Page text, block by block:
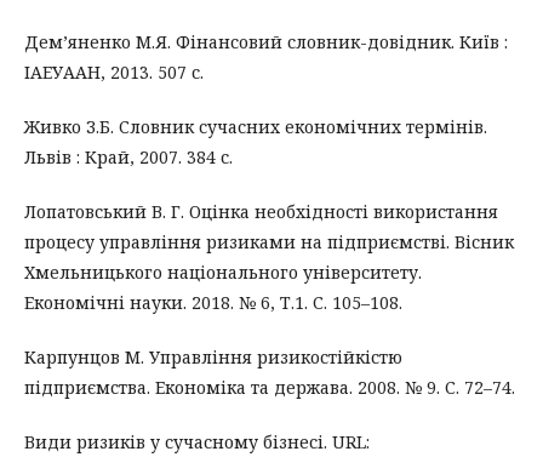
Дем’яненко М.Я. Фінансовий словник-довідник. Київ :
ІАЕУААН, 2013. 507 с.
Живко З.Б. Словник сучасних економічних термінів.
Львів : Край, 2007. 384 с.
Лопатовський В. Г. Оцінка необхідності використання
процесу управління ризиками на підприємстві. Вісник
Хмельницького національного університету.
Економічні науки. 2018. № 6, Т.1. С. 105–108.
Карпунцов М. Управління ризикостійкістю
підприємства. Економіка та держава. 2008. № 9. С. 72–74.
Види ризиків у сучасному бізнесі. URL: